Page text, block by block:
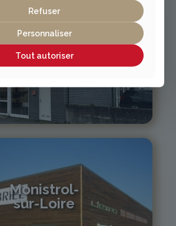
/ Cusset
04 70 97 56 39
cusset@gabriel-sa.fr
Monistrol-
sur-Loire
Refuser
Personnaliser
Tout autoriser